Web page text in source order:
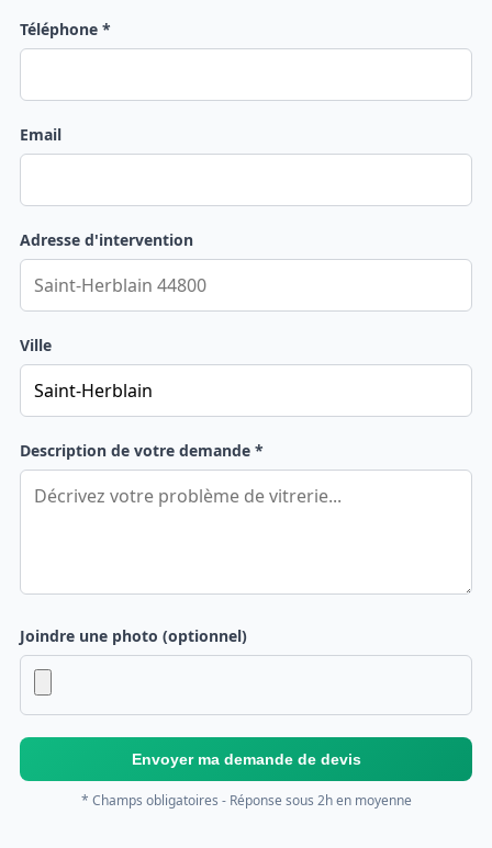
Téléphone *
Email
Adresse d'intervention
Ville
Description de votre demande *
Joindre une photo (optionnel)
Envoyer ma demande de devis
* Champs obligatoires - Réponse sous 2h en moyenne